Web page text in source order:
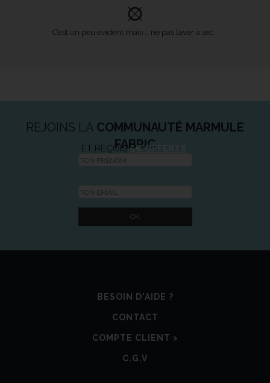
C’est un peu évident mais … ne pas laver à sec.
REJOINS LA COMMUNAUTÉ MARMULE
FABRIC
ET REÇOIS5€ OFFERTS
BESOIN D'AIDE ?
CONTACT
COMPTE CLIENT >
C.G.V